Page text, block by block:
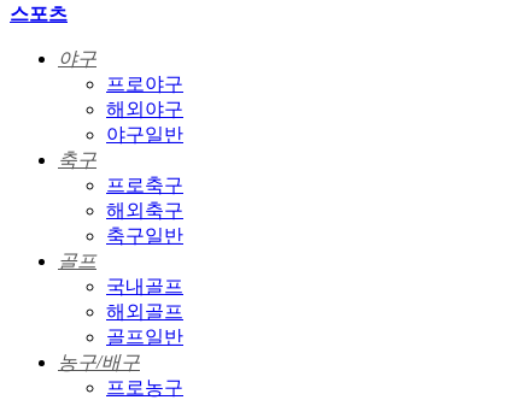
스포츠
야구
프로야구
해외야구
야구일반
축구
프로축구
해외축구
축구일반
골프
국내골프
해외골프
골프일반
농구/배구
프로농구